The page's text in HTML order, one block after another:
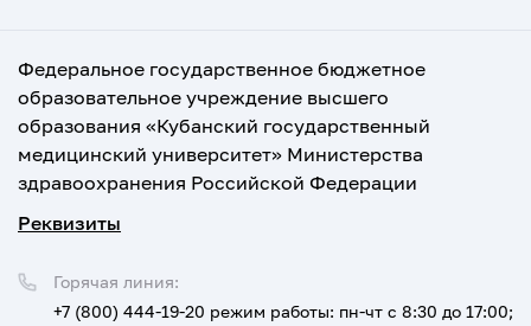
Федеральное государственное бюджетное
образовательное учреждение высшего
образования «Кубанский государственный
медицинский университет» Министерства
здравоохранения Российской Федерации
Реквизиты
Горячая линия:
+7 (800) 444-19-20 режим работы: пн-чт с 8:30 до 17:00;